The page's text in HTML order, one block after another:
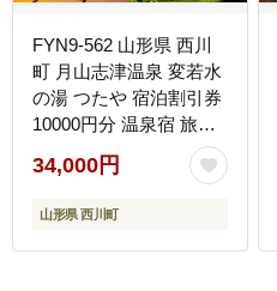
FYN9-562 山形県 西川
町 月山志津温泉 変若水
の湯 つたや 宿泊割引券
10000円分 温泉宿 旅行
出羽三山 宿泊チケット
34,000円
山形県 西川町